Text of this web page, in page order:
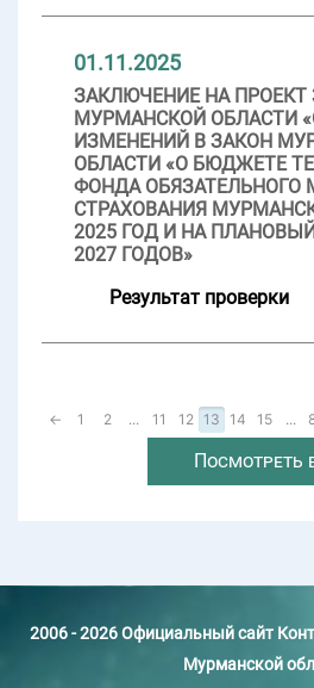
01.11.2025
ЗАКЛЮЧЕНИЕ НА ПРОЕКТ
МУРМАНСКОЙ ОБЛАСТИ
ИЗМЕНЕНИЙ В ЗАКОН
ОБЛАСТИ «О БЮДЖЕТЕ
ФОНДА ОБЯЗАТЕЛЬНОГО
СТРАХОВАНИЯ
2025 ГОД И НА
2027 ГОДОВ»
Результат проверки
← 1 2 ... 11 12 13 14 15 ...
Посмотреть
2006 - 2026 Официальный сайт
Мурманской